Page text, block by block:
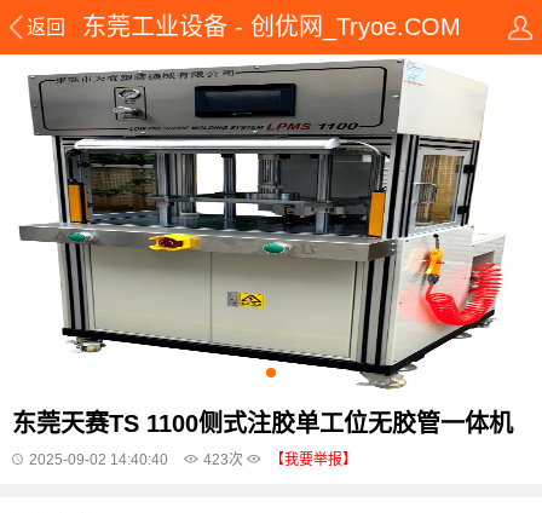
返回 东莞工业设备 - 创优网_Tryoe.COM
东莞天赛TS 1100侧式注胶单工位无胶管一体机
2025-09-02 14:40:40 423次 【我要举报】